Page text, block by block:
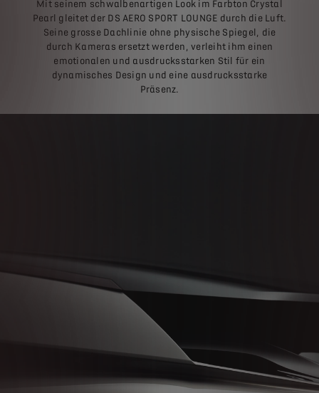
Mit seinem schwalbenartigen Look im Farbton Crystal
Pearl gleitet der DS AERO SPORT LOUNGE durch die Luft.
Seine grosse Dachlinie ohne physische Spiegel, die
durch Kameras ersetzt werden, verleiht ihm einen
emotionalen und ausdrucksstarken Stil für ein
dynamisches Design und eine ausdrucksstarke
Präsenz.